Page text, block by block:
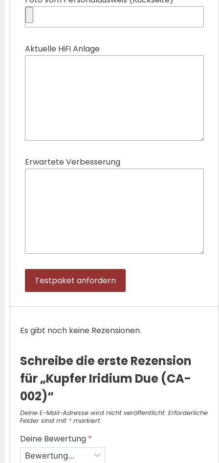
Aktuelle HiFi Anlage
Erwartete Verbesserung
Testpaket anfordern
Es gibt noch keine Rezensionen.
Schreibe die erste Rezension
für „Kupfer Iridium Due (CA-
002)“
Deine E-Mail-Adresse wird nicht veröffentlicht. Erforderliche
Felder sind mit * markiert
Deine Bewertung *